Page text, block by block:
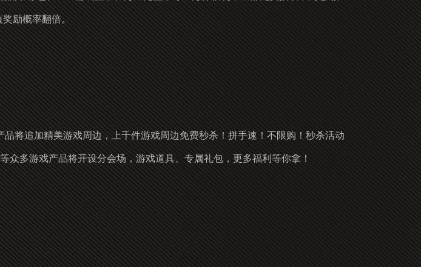
奖励概率翻倍。
将追加精美游戏周边，上千件游戏周边免费秒杀！拼手速！不限购！秒杀活动
多游戏产品将开设分会场，游戏道具、专属礼包，更多福利等你拿！